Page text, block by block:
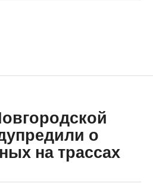
о
на трассах